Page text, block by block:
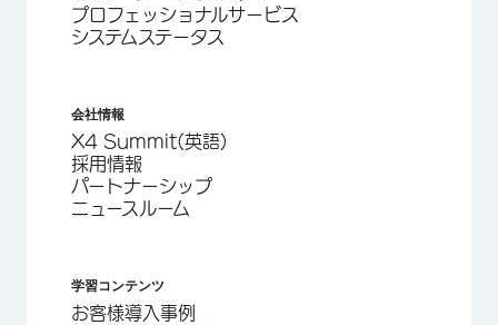
プロフェッショナルサービス
システムステータス
会社情報
X4 Summit(英語)
採用情報
パートナーシップ
ニュースルーム
学習コンテンツ
お客様導入事例